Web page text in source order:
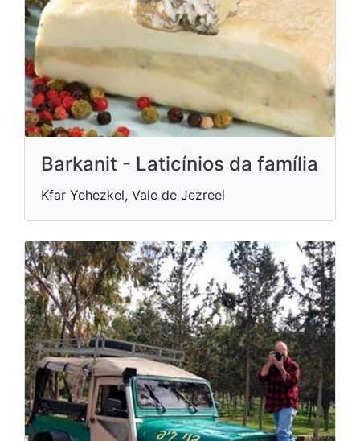
Barkanit - Laticínios da família
Kfar Yehezkel, Vale de Jezreel